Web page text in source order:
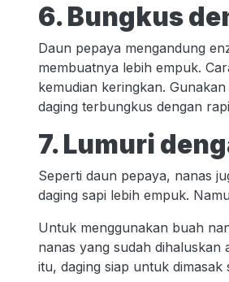
6. Bungkus
Daun pepaya mengandung
membuatnya lebih empuk.
kemudian keringkan.
daging terbungkus dengan
7. Lumuri
Seperti daun pepaya, nanas
daging sapi lebih empuk.
Untuk menggunakan buah
nanas yang sudah dihaluskan
itu, daging siap untuk dimasak